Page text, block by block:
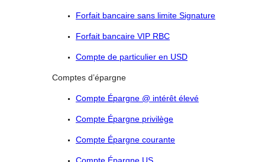
Forfait bancaire sans limite Signature
Forfait bancaire VIP RBC
Compte de particulier en USD
Comptes d’épargne
Compte Épargne @ intérêt élevé
Compte Épargne privilège
Compte Épargne courante